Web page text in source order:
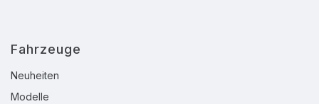
Fahrzeuge
Neuheiten
Modelle